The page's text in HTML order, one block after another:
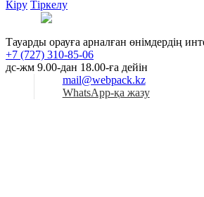
Кіру Тіркелу
Тауарды орауға арналған өнімдердің
+7 (727) 310-85-06
дс-жм 9.00-дан 18.00-ға дейін
mail@webpack.kz
WhatsApp-қа жазу